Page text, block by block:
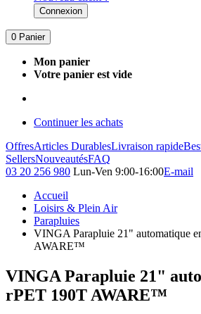
Connexion
0 Panier
Mon panier
Votre panier est vide
Continuer les achats
OffresArticles DurablesLivraison rapide
SellersNouveautésFAQ
03 20 256 980 Lun-Ven 9:00-16:00E-mail
Accueil
Loisirs & Plein Air
Parapluies
VINGA Parapluie 21" automatique
AWARE™
VINGA Parapluie 21"
rPET 190T AWARE™